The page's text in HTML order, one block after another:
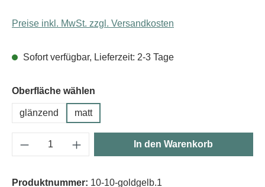
Preise inkl. MwSt. zzgl. Versandkosten
Sofort verfügbar, Lieferzeit: 2-3 Tage
Oberfläche wählen
glänzend matt
Produkt Anzahl: Gib den gewünschten
In den Warenkorb
Produktnummer: 10-10-goldgelb.1